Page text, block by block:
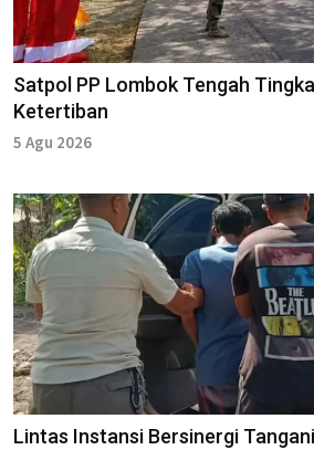
Satpol PP Lombok Tengah
Ketertiban
5 Agu 2026
Lintas Instansi Bersinergi